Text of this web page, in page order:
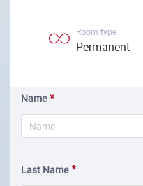
Room type
Permanent
Name
Last Name